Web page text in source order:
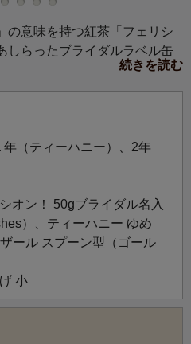
の意味を持つ紅茶「フェリシ
しらったブライダルラベル缶
のハチミツと、茶葉の計量ス
わせた、祝福の気持ちを伝え
続きを読む
（ティーハニー）、2年
オン！ 50gブライダル名入
）、ティーハニー ゆめ
ール スプーン型（ゴール
小